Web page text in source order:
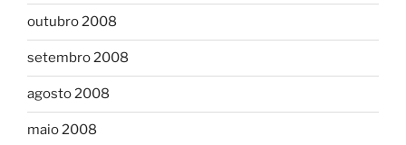
outubro 2008
setembro 2008
agosto 2008
maio 2008